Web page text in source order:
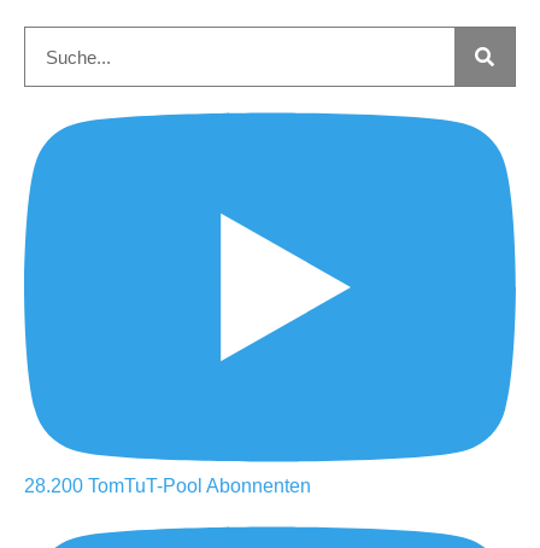
28.200 TomTuT-Pool Abonnenten